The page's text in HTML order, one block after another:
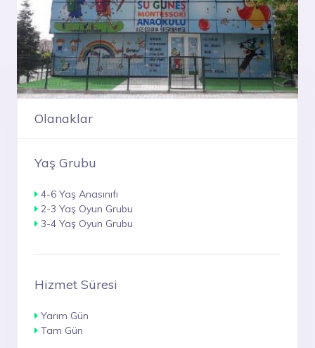
Olanaklar
Yaş Grubu
4-6 Yaş Anasınıfı
2-3 Yaş Oyun Grubu
3-4 Yaş Oyun Grubu
Hizmet Süresi
Yarım Gün
Tam Gün